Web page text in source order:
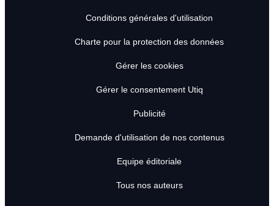
Conditions générales d'utilisation
Charte pour la protection des données
Gérer les cookies
Gérer le consentement Utiq
Publicité
Demande d'utilisation de nos contenus
Equipe éditoriale
Tous nos auteurs